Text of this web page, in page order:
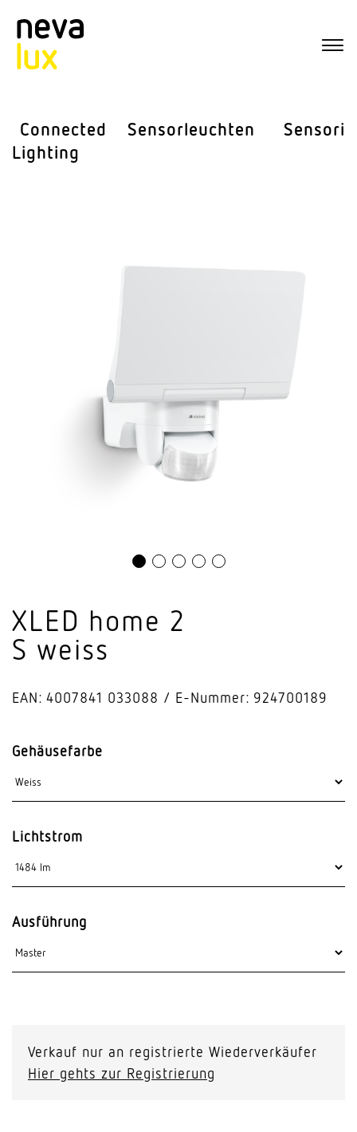
Connected
Lighting
Sensor­leuchten Sensorik
XLED home 2
S weiss
EAN: 4007841 033088 E-Nummer: 924700189
Gehäusefarbe
Lichtstrom
Ausführung
Verkauf nur an registrierte Wiederverkäufer
Hier gehts zur Registrierung